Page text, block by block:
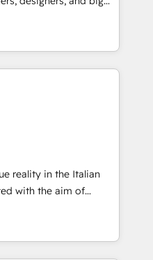
• Top 3 Partner of the
2025. • Partner of the
experts help
with impact.
and
by curiosity—to turn
into meaningful
is more than just
That’s why we lean
into thoughtful
actually make a
reality in the Italian
with the aim of
at the center by
capable of integrating